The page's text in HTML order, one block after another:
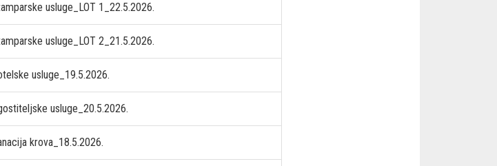
usluge_LOT 1_22.5.2026.
usluge_LOT 2_21.5.2026.
usluge_19.5.2026.
usluge_20.5.2026.
krova_18.5.2026.